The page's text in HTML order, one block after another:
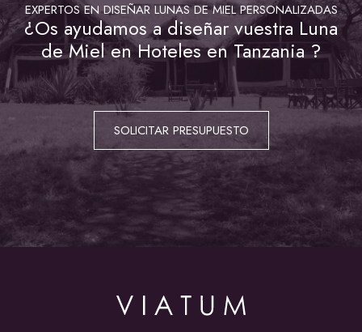
EXPERTOS EN DISEÑAR LUNAS DE MIEL PERSONALIZADAS
¿Os ayudamos a diseñar vuestra Luna
de Miel en Hoteles en Tanzania ?
SOLICITAR PRESUPUESTO